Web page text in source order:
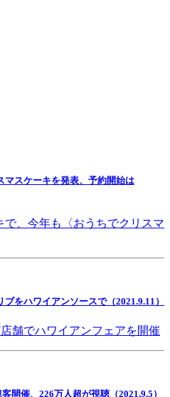
マスケーキを発表、予約開始は
、今年も〈おうちでクリスマ
をハワイアンソースで（2021.9.11）
舗でハワイアンフェアを開催
開催、226万人超が視聴（2021.9.5）